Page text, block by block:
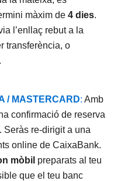
màxim de 4 dies.
l’enllaç rebut a la
transferència, o
/ MASTERCARD: Amb
confirmació de reserva
Seràs re-dirigit a una
online de CaixaBank.
mòbil preparats al teu
que el teu banc